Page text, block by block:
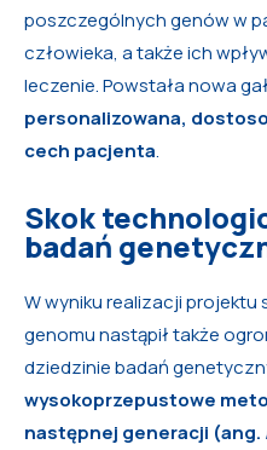
poszczególnych genów w
człowieka, a także ich
leczenie. Powstała nowa
personalizowana,
cech pacjenta.
Skok
badań
W wyniku realizacji
genomu nastąpił także
dziedzinie badań
wysokoprzepustowe
następnej generacji (ang.